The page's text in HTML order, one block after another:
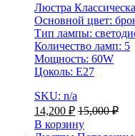
Люстра
Основной цвет:
Тип лампы:
Количество ламп: 5
Мощность: 60W
Цоколь: E27
SKU: n/a
14,200 ₽ 15,000₽
В корзину